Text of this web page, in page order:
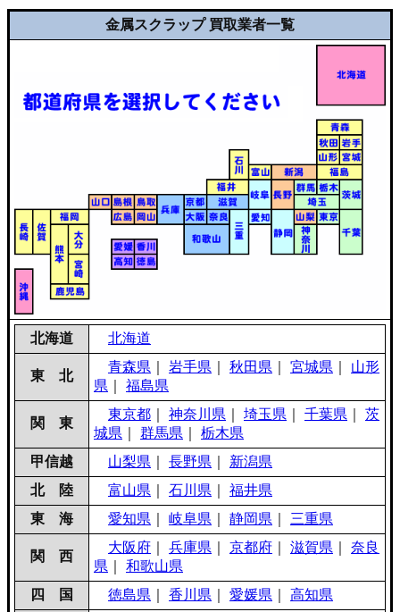
金属スクラップ 買取業者一覧
北海道 北海道
東 北
青森県 岩手県 秋田県 宮城県
山形
県
福島県
関 東
東京都 神奈川県 埼玉県 千葉県
茨
城県
群馬県
栃木県
甲信越
山梨県 長野県
新潟県
北 陸
富山県 石川県
福井県
東 海
愛知県 岐阜県 静岡県 三重県
関 西
大阪府 兵庫県 京都府 滋賀県
奈良
県
和歌山県
四 国
徳島県 香川県 愛媛県 高知県